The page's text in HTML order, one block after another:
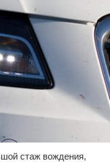
стаж вождения,